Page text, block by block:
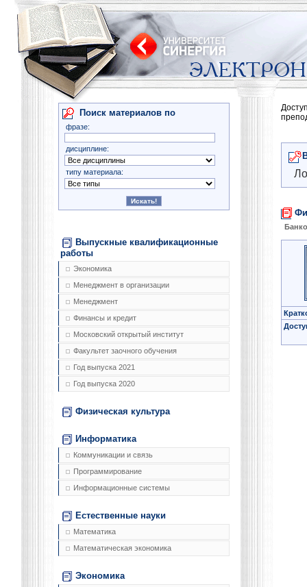
Поиск материалов по
фразе:
дисциплине:
типу материала:
Выпускные квалификационные
работы
Экономика
Менеджмент в организации
Менеджмент
Финансы и кредит
Московский открытый институт
Факультет заочного обучения
Год выпуска 2021
Год выпуска 2020
Физическая культура
Информатика
Коммуникации и связь
Программирование
Информационные системы
Естественные науки
Математика
Математическая экономика
Экономика